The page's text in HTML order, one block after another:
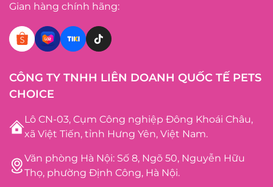
Gian hàng chính hãng:
CÔNG TY TNHH LIÊN DOANH QUỐC TẾ PETS
CHOICE
Lô CN-03, Cụm Công nghiệp Đông Khoái Châu,
xã Việt Tiến, tỉnh Hưng Yên, Việt Nam.
Văn phòng Hà Nội: Số 8, Ngõ 50, Nguyễn Hữu
Thọ, phường Định Công, Hà Nội.